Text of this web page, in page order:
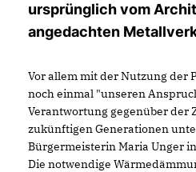
ursprünglich vom
angedachten
Vor allem mit der Nutzung der
noch einmal "unseren
Verantwortung gegenüber der
zukünftigen Generationen
Bürgermeisterin Maria Unger
Die notwendige